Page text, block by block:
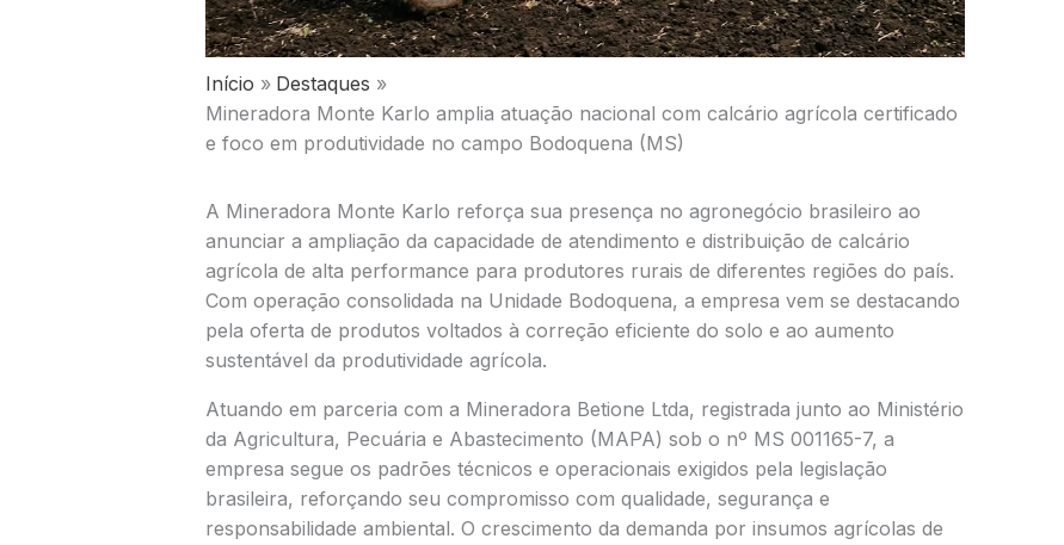
Início
Destaques
Mineradora Monte Karlo amplia atuação nacional com calcário agrícola certificado
e foco em produtividade no campo Bodoquena (MS)
A Mineradora Monte Karlo reforça sua presença no agronegócio brasileiro ao
anunciar a ampliação da capacidade de atendimento e distribuição de calcário
agrícola de alta performance para produtores rurais de diferentes regiões do país.
Com operação consolidada na Unidade Bodoquena, a empresa vem se destacando
pela oferta de produtos voltados à correção eficiente do solo e ao aumento
sustentável da produtividade agrícola.
Atuando em parceria com a Mineradora Betione Ltda, registrada junto ao Ministério
da Agricultura, Pecuária e Abastecimento (MAPA) sob o nº MS 001165-7, a
empresa segue os padrões técnicos e operacionais exigidos pela legislação
brasileira, reforçando seu compromisso com qualidade, segurança e
responsabilidade ambiental. O crescimento da demanda por insumos agrícolas de